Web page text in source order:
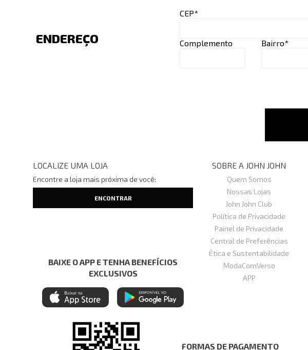
ENDEREÇO
CEP*
Complemento Bairro*
LOCALIZE UMA LOJA
Encontre a loja mais próxima de você:
BAIXE O APP E TENHA BENEFÍCIOS
EXCLUSIVOS
SOBRE A JOHN JOHN
Quem Somos
Nossas Lojas
John John Club
Política de Privacidade
Painel de Privacidade
Central de Preferências
Ética e Sustentabilidade
ModaComVerso
APP
FORMAS DE PAGAMENTO